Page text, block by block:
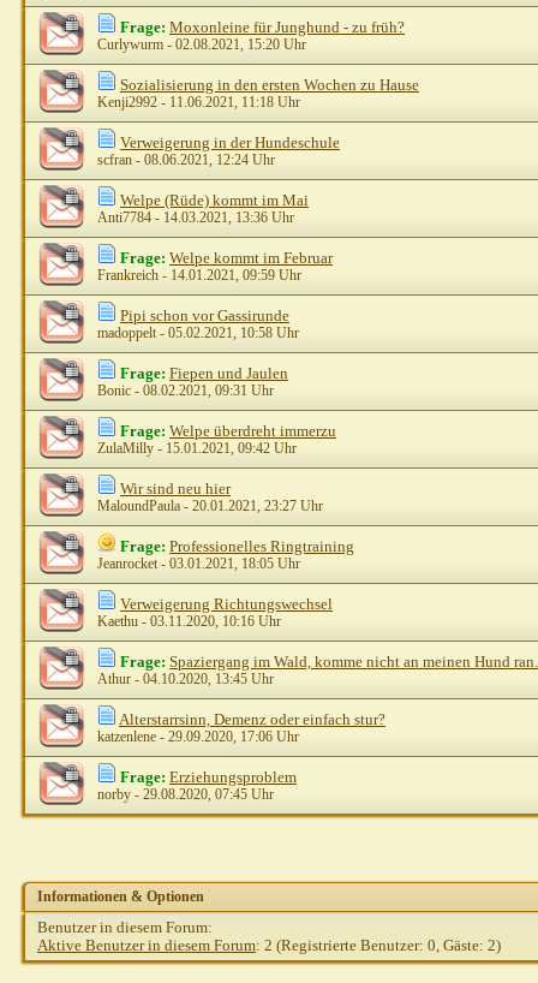
Frage: Moxonleine für Junghund - zu früh?
Curlywurm - 02.08.2021, 15:20 Uhr
Sozialisierung in den ersten Wochen zu Hause
Kenji2992 - 11.06.2021, 11:18 Uhr
Verweigerung in der Hundeschule
scfran - 08.06.2021, 12:24 Uhr
Welpe (Rüde) kommt im Mai
Anti7784 - 14.03.2021, 13:36 Uhr
Frage: Welpe kommt im Februar
Frankreich - 14.01.2021, 09:59 Uhr
Pipi schon vor Gassirunde
madoppelt- 05.02.2021, 10:58 Uhr
Frage: Fiepen und Jaulen
Bonic - 08.02.2021, 09:31 Uhr
Frage: Welpe überdreht immerzu
ZulaMilly - 15.01.2021, 09:42 Uhr
Wir sind neu hier
MaloundPaula - 20.01.2021, 23:27 Uhr
Frage: Professionelles Ringtraining
Jeanrocket- 03.01.2021, 18:05 Uhr
Verweigerung Richtungswechsel
Kaethu - 03.11.2020, 10:16 Uhr
Frage: Spaziergang im Wald, komme nicht an meinen Hund
Athur - 04.10.2020, 13:45 Uhr
Alterstarrsinn, Demenz oder einfach stur?
katzenlene - 29.09.2020, 17:06 Uhr
Frage: Erziehungsproblem
norby - 29.08.2020, 07:45 Uhr
Informationen & Optionen
Benutzer in diesem Forum:
Aktive Benutzer in diesem Forum: 2 (Registrierte Benutzer: 0, Gäste: 2)